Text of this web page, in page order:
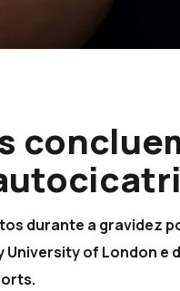
durante a gravidez
of London e